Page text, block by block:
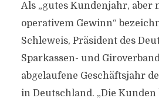
Als „gutes Kundenjahr, aber
operativem Gewinn“
Schleweis, Präsident des
Sparkassen- und
abgelaufene Geschäftsjahr
in Deutschland. „Die